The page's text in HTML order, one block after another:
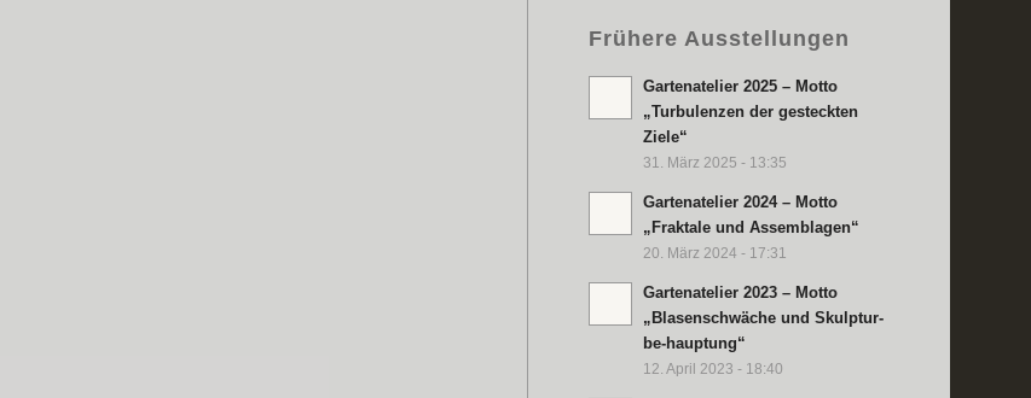
Frühere Ausstellungen
Gartenatelier 2025 – Motto
„Turbulenzen der gesteckten
Ziele“
31. März 2025 - 13:35
Gartenatelier 2024 – Motto
„Fraktale und Assemblagen“
20. März 2024 - 17:31
Gartenatelier 2023 – Motto
„Blasenschwäche und Skulptur-
be-hauptung“
12. April 2023 - 18:40